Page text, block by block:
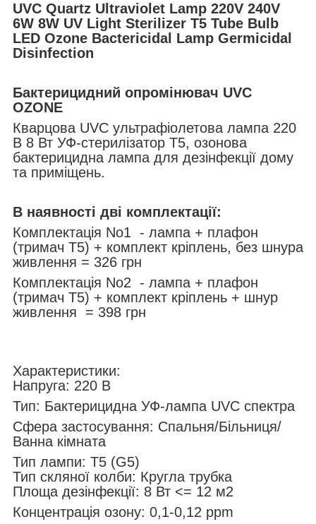
UVC Quartz Ultraviolet Lamp 220V 240V
6W 8W UV Light Sterilizer T5 Tube Bulb
LED Ozone Bactericidal Lamp Germicidal
Disinfection
Бактерицидний опромінювач UVC
OZONE
Кварцова UVC ультрафіолетова лампа 220
В 8 Вт УФ-стерилізатор T5, озонова
бактерицидна лампа для дезінфекції дому
та приміщень.
В наявності дві комплектації:
Комплектація No1 - лампа + плафон
(тримач Т5) + комплект кріплень, без шнура
живлення = 326 грн
Комплектація No2 - лампа + плафон
(тримач Т5) + комплект кріплень + шнур
живлення = 398 грн
Характеристики:
Напруга: 220 В
Тип: Бактерицидна УФ-лампа UVC спектра
Сфера застосування: Спальня/Більниця/
Ванна кімната
Тип лампи: T5 (G5)
Тип скляної колби: Кругла трубка
Площа дезінфекції: 8 Вт <= 12 м2
Концентрація озону: 0,1-0,12 ppm